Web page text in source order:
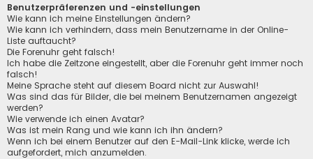
Benutzerpräferenzen und -einstellungen
Wie kann ich meine Einstellungen ändern?
Wie kann ich verhindern, dass mein Benutzername in der Online-
Liste auftaucht?
Die Forenuhr geht falsch!
Ich habe die Zeitzone eingestellt, aber die Forenuhr geht immer noch
falsch!
Meine Sprache steht auf diesem Board nicht zur Auswahl!
Was sind das für Bilder, die bei meinem Benutzernamen angezeigt
werden?
Wie verwende ich einen Avatar?
Was ist mein Rang und wie kann ich ihn ändern?
Wenn ich bei einem Benutzer auf den E-Mail-Link klicke, werde ich
aufgefordert, mich anzumelden.